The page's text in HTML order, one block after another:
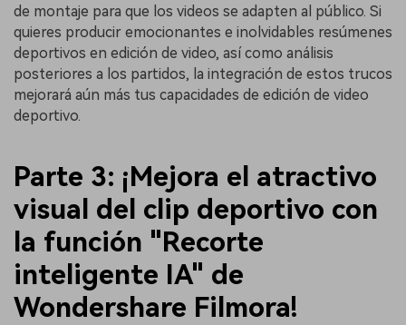
de montaje para que los videos se adapten al público. Si
quieres producir emocionantes e inolvidables resúmenes
deportivos en edición de video, así como análisis
posteriores a los partidos, la integración de estos trucos
mejorará aún más tus capacidades de edición de video
deportivo.
Parte 3: ¡Mejora el atractivo
visual del clip deportivo con
la función "Recorte
inteligente IA" de
Wondershare Filmora!